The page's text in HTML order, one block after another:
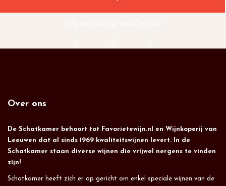
Over ons
De Schatkamer behoort tot Favorietewijn.nl en Wijnkoperij van
Leeuwen dat al sinds 1969 kwaliteitswijnen levert. In de
Schatkamer staan diverse wijnen die vrijwel nergens te vinden
zijn!
Schatkamer heeft zich er op gericht om enkel speciale wijnen van de